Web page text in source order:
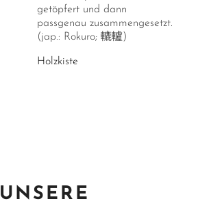
getöpfert und dann
passgenau zusammengesetzt.
(jap.: Rokuro; 轆轤)
Holzkiste
UNSERE